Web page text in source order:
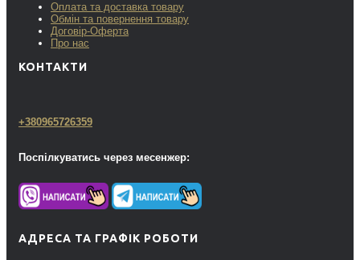
Оплата та доставка товару
Обмін та повернення товару
Договір-Оферта
Про нас
КОНТАКТИ
+380965726359
Поспілкуватись через месенжер:
АДРЕСА ТА ГРАФІК РОБОТИ